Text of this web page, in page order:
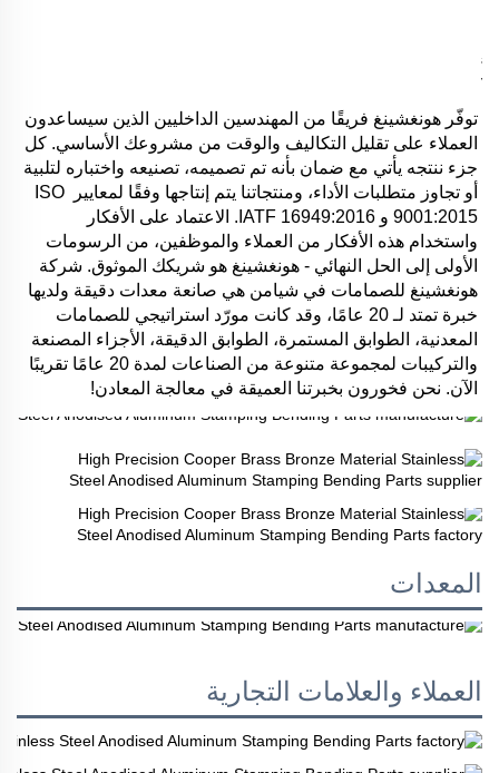
أو تجاوز متطلبات الأداء، ومنتجاتنا يتم إنتاجها وفقًا لمعايير ISO
الآن. نحن فخورون بخبرتنا العميقة في معالجة المعادن!
المعدات
العملاء والعلامات التجارية